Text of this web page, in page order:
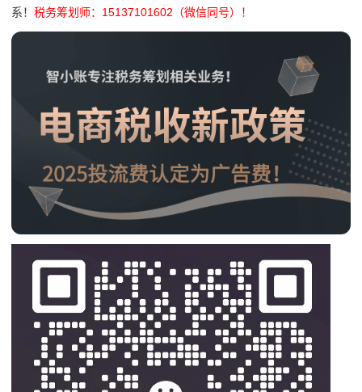
系！ 税务筹划师：15137101602（微信同号）！